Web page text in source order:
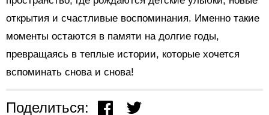
открытия и счастливые воспоминания. Именно такие
моменты остаются в памяти на долгие годы,
превращаясь в теплые истории, которые хочется
вспоминать снова и снова!
Поделиться: